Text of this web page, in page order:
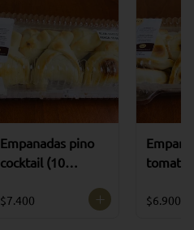
Empanadas pino
cocktail (10
$7.400
tomate
$6.900